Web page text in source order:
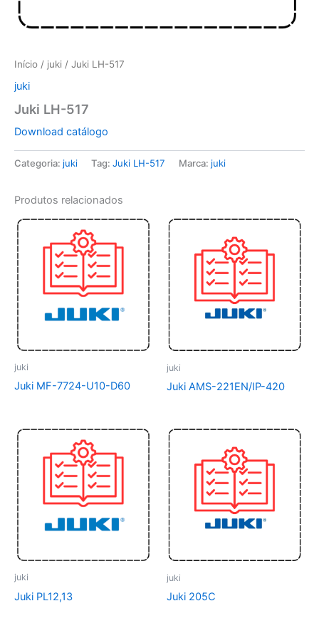
Início / juki / Juki LH-517
juki
Juki LH-517
Download catálogo
Categoria: juki Tag: Juki LH-517 Marca: juki
Produtos relacionados
juki
Juki MF-7724-U10-D60
juki
Juki AMS-221EN/IP-420
juki
Juki PL12,13
juki
Juki 205C